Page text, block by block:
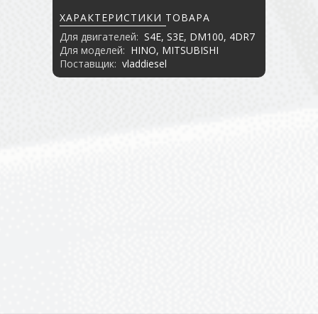
ХАРАКТЕРИСТИКИ ТОВАРА
Для двигателей: S4E, S3E, DM100, 4DR7
Для моделей: HINO, MITSUBISHI
Поставщик: vladdiesel